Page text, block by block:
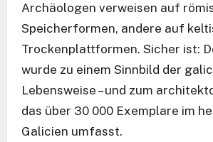
Archäologen verweisen auf
Speicherformen, andere auf
Trockenplattformen. Sicher ist:
wurde zu einem Sinnbild der
Lebensweise – und zum
das über 30 000 Exemplare im
Galicien umfasst.